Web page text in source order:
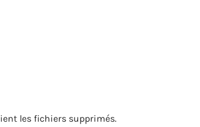
les fichiers supprimés.